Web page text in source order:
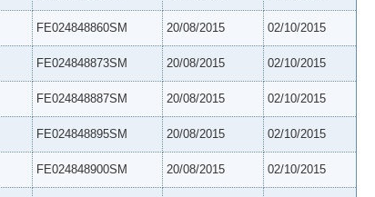
FE024848860SM 20/08/2015 02/10/2015
FE024848873SM 20/08/2015 02/10/2015
FE024848887SM 20/08/2015 02/10/2015
FE024848895SM 20/08/2015 02/10/2015
FE024848900SM 20/08/2015 02/10/2015